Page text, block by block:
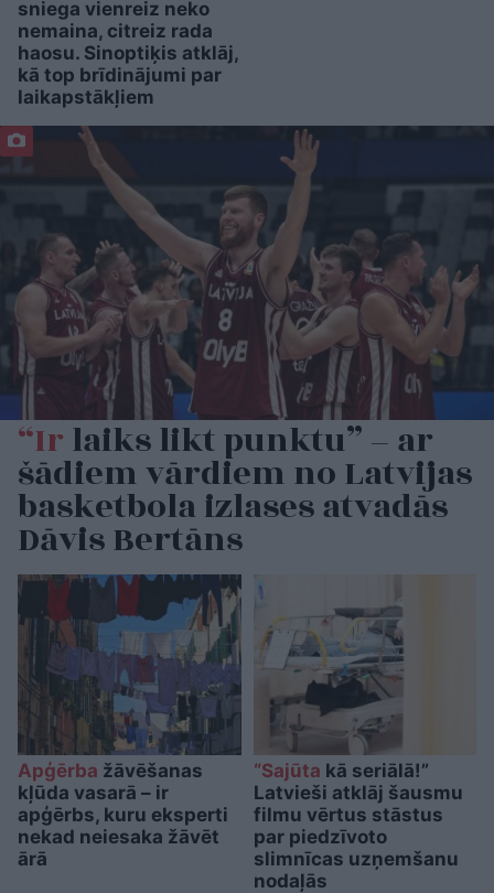
sniega vienreiz neko
nemaina, citreiz rada
haosu. Sinoptiķis atklāj,
kā top brīdinājumi par
laikapstākļiem
“Irlaiks likt punktu” – ar
šādiem vārdiem no Latvijas
basketbola izlases atvadās
Dāvis Bertāns
Apģērba žāvēšanas
kļūda vasarā – ir
apģērbs, kuru eksperti
nekad neiesaka žāvēt
ārā
“Sajūta kā seriālā!”
Latvieši atklāj šausmu
filmu vērtus stāstus
par piedzīvoto
slimnīcas uzņemšanu
nodaļās